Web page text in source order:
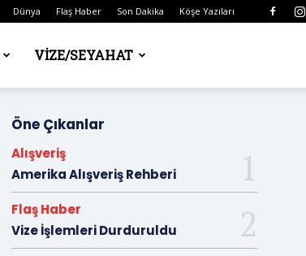
Dünya Flaş Haber Son Dakika Köşe Yazıları
VIZE/SEYAHAT
Öne Çıkanlar
Alışveriş
Amerika Alışveriş Rehberi
Flaş Haber
Vize İşlemleri Durduruldu